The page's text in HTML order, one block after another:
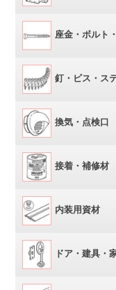
座金・ボルト
釘・ビス・ス
換気・点検口
接着・補修材
内装用資材
ドア・建具・